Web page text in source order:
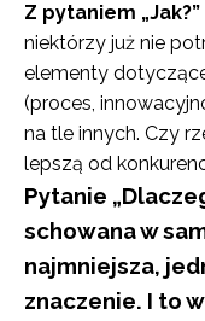
Z pytaniem „Jak?”
niektórzy już nie
elementy
(proces,
na tle innych. Czy
lepszą od
Pytanie
schowana w
najmniejsza,
znaczenie. I to